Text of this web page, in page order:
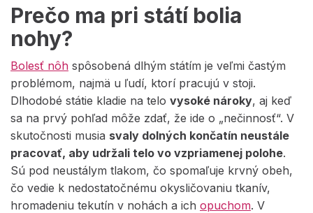
Prečo ma pri státí bolia
nohy?
Bolesť nôh spôsobená dlhým státím je veľmi častým
problémom, najmä u ľudí, ktorí pracujú v stoji.
Dlhodobé státie kladie na telo vysoké nároky, aj keď
sa na prvý pohľad môže zdať, že ide o „nečinnosť“. V
skutočnosti musia svaly dolných končatín neustále
pracovať, aby udržali telo vo vzpriamenej polohe.
Sú pod neustálym tlakom, čo spomaľuje krvný obeh,
čo vedie k nedostatočnému okysličovaniu tkanív,
hromadeniu tekutín v nohách a ich opuchom. V